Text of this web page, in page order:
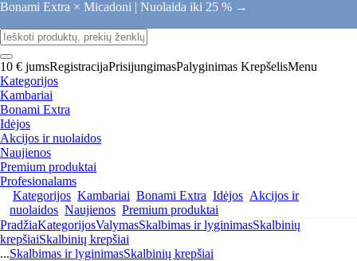
Bonami Extra × Micadoni | Nuolaida iki 25 % →
10 € jumsRegistracijaPrisijungimasPalyginimas KrepšelisMenu
Kategorijos
Kambariai
Bonami Extra
Idėjos
Akcijos ir nuolaidos
Naujienos
Premium produktai
Profesionalams
Kategorijos Kambariai Bonami Extra Idėjos Akcijos ir
nuolaidos Naujienos Premium produktai
PradžiaKategorijosValymasSkalbimas ir lyginimasSkalbinių
krepšiaiSkalbinių krepšiai
...Skalbimas ir lyginimasSkalbinių krepšiai